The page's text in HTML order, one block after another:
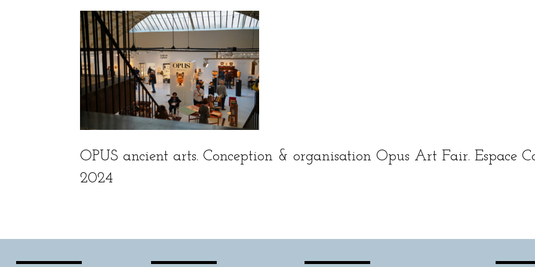
OPUS ancient arts. Conception & orga­ni­sa­tion Opus Art Fair. Espace
2024